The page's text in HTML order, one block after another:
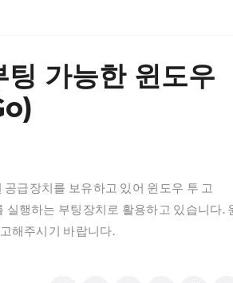
가능한 윈도우
급장치를 보유하고 있어 윈도우 투 고
행하는 부팅장치로 활용하고 있습니다.
해주시기 바랍니다.